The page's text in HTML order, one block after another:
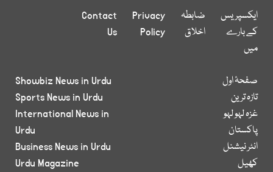
ایکسپریس
کے بارے
میں
ضابطہ
اخلاق
Privacy
Policy
Contact
Us
صفحۂ اول
تازہ ترین
غزہ لہو لہو
پاکستان
انٹر نیشنل
کھیل
Showbiz News in Urdu
Sports News in Urdu
International News in
Urdu
Business News in Urdu
Urdu Magazine